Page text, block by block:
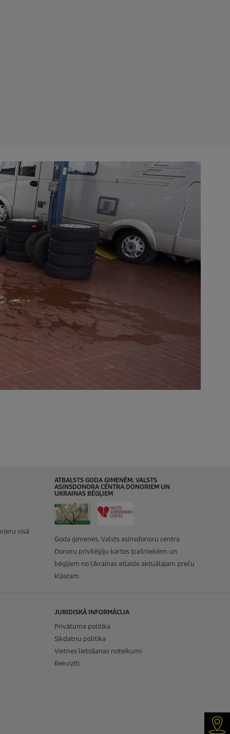
Kur
visā
ATBALSTS GODA ĢIMENĒM, VALSTS
ASINSDONORA CENTRA DONORIEM UN
UKRAINAS BĒGĻIEM
Goda ģimenes, Valsts asinsdonoru centra
Donoru privilēģiju kartes īpašniekiem un
bēgļiem no Ukrainas atlaide aktuālajam preču
klāstam.
JURIDISKĀ INFORMĀCIJA
Privātuma politika
Sīkdatņu politika
Vietnes lietošanas noteikumi
Rekvizīti